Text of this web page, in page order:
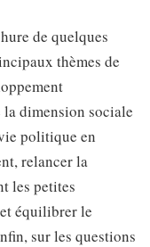
de quelques
thèmes de
dimension sociale
politique en
relancer la
les petites
équilibrer le
sur les questions